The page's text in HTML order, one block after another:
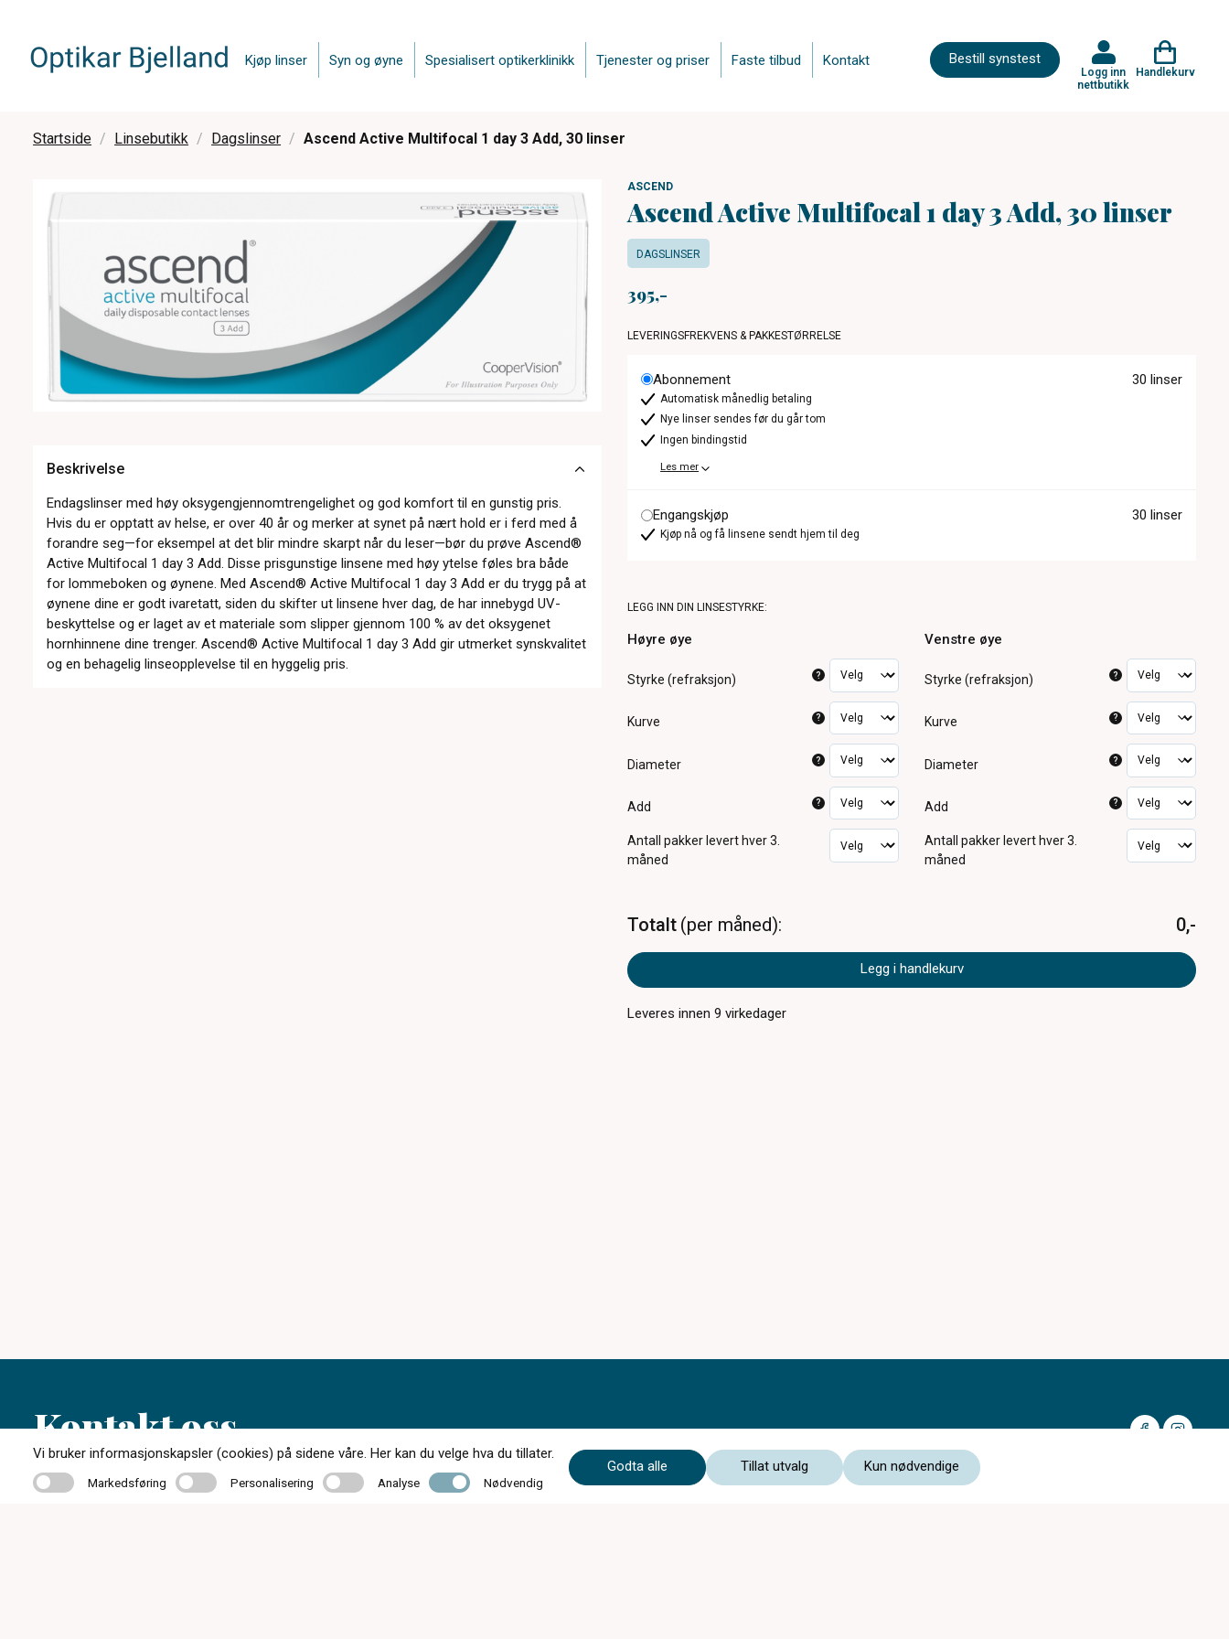
Bestill synstest
Kjøp linser Syn og øyne Spesialisert optikerklinikk Tjenester og priser Faste tilbud Kontakt
Logg inn
nettbutikk
Handlekurv
Startside Linsebutikk Dagslinser Ascend Active Multifocal 1 day 3 Add, 30 linser
Beskrivelse
Endagslinser med høy oksygengjennomtrengelighet og god komfort til en gunstig pris.
Hvis du er opptatt av helse, er over 40 år og merker at synet på nært hold er i ferd med å
forandre seg—for eksempel at det blir mindre skarpt når du leser—bør du prøve Ascend®
Active Multifocal 1 day 3 Add. Disse prisgunstige linsene med høy ytelse føles bra både
for lommeboken og øynene. Med Ascend® Active Multifocal 1 day 3 Add er du trygg på at
øynene dine er godt ivaretatt, siden du skifter ut linsene hver dag, de har innebygd UV-
beskyttelse og er laget av et materiale som slipper gjennom 100 % av det oksygenet
hornhinnene dine trenger. Ascend® Active Multifocal 1 day 3 Add gir utmerket synskvalitet
og en behagelig linseopplevelse til en hyggelig pris.
ASCEND
Ascend Active Multifocal 1 day 3 Add, 30 linser
DAGSLINSER
395
LEVERINGSFREKVENS & PAKKESTØRRELSE
Abonnement 30 linser
Automatisk månedlig betaling
Nye linser sendes før du går tom
Ingen bindingstid
Les mer
Engangskjøp 30 linser
Kjøp nå og få linsene sendt hjem til deg
LEGG INN DIN LINSESTYRKE:
Høyre øye
Styrke (refraksjon) ?
Kurve ?
Diameter ?
Add ?
Antall pakkerlevert hver 3.
måned
Venstre øye
Styrke (refraksjon) ?
Kurve ?
Diameter ?
Add ?
Antall pakkerlevert hver 3.
måned
Totalt per måned 0,-
Legg i handlekurv
Leveres innen9 virkedager
Kontakt oss
56 55 20 50
Vi bruker informasjonskapsler (cookies) på sidene våre. Her kan du velge hva du tillater.
MarkedsføringMarkedsføring PersonaliseringPersonalisering Analyse Analyse Nødvendig Nødvendig
Godta alle Tillat utvalg Kun nødvendige